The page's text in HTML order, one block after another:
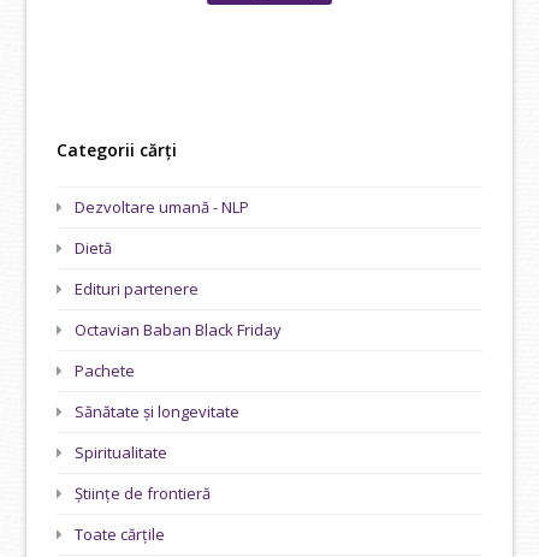
Categorii cărți
Dezvoltare umană - NLP
Dietă
Edituri partenere
Octavian Baban Black Friday
Pachete
Sănătate și longevitate
Spiritualitate
Științe de frontieră
Toate cărțile